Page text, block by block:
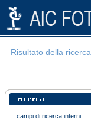
Risultato della ricerca
campi di ricerca interni